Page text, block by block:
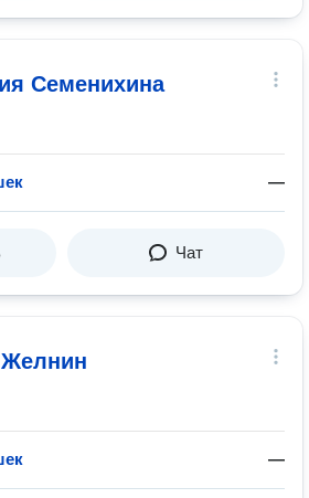
Семенихина
—
Чат
—